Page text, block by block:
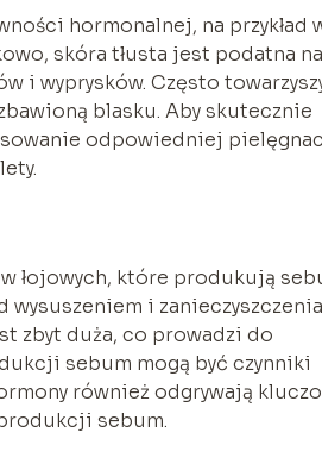
hormonalnej, na przykład
skóra tłusta jest podatna na
i wyprysków. Często
blasku. Aby skutecznie
odpowiedniej
łojowych, które produkują
i
zbyt duża, co prowadzi do
sebum mogą być czynniki
również odgrywają
sebum.